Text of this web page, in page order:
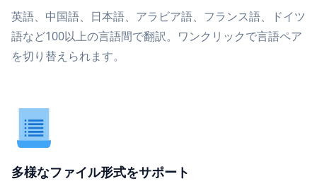
英語、中国語、日本語、アラビア語、フランス語、ドイツ
語など100以上の言語間で翻訳。ワンクリックで言語ペア
を切り替えられます。
多様なファイル形式をサポート